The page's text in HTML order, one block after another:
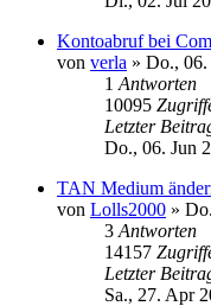
Kontoabruf bei
von verla » Do., 06.
1 Antworten
10095
Letzter
Do., 06. Jun
TAN Medium
von Lolls2000 »
3 Antworten
14157
Letzter
Sa., 27. Apr